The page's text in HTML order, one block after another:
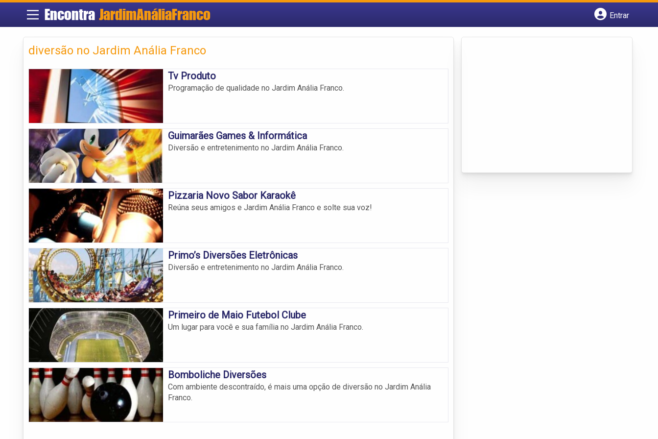
Encontra JardimAnáliaFranco
Entrar
diversão no Jardim Anália Franco
Tv Produto
Programação de qualidade no Jardim Anália Franco.
Guimarães Games & Informática
Diversão e entretenimento no Jardim Anália Franco.
Pizzaria Novo Sabor Karaokê
Reúna seus amigos e Jardim Anália Franco e solte sua voz!
Primo’s Diversões Eletrônicas
Diversão e entretenimento no Jardim Anália Franco.
Primeiro de Maio Futebol Clube
Um lugar para você e sua família no Jardim Anália Franco.
Bomboliche Diversões
Com ambiente descontraído, é mais uma opção de diversão no Jardim Anália
Franco.